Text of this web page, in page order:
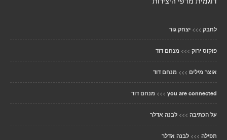
לחבק >>> יצחק גור
פוקוס ירוק >>> מנחם דוד
אוצר מילים >>> מנחם דוד
you are connected
>>> מנחם דוד
על הכתיבה >>> לבנה אדלר
תפילה >>> לבנה אדלר